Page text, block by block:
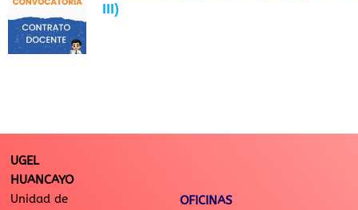
III)
UGEL
HUANCAYO
Unidad de
OFICINAS